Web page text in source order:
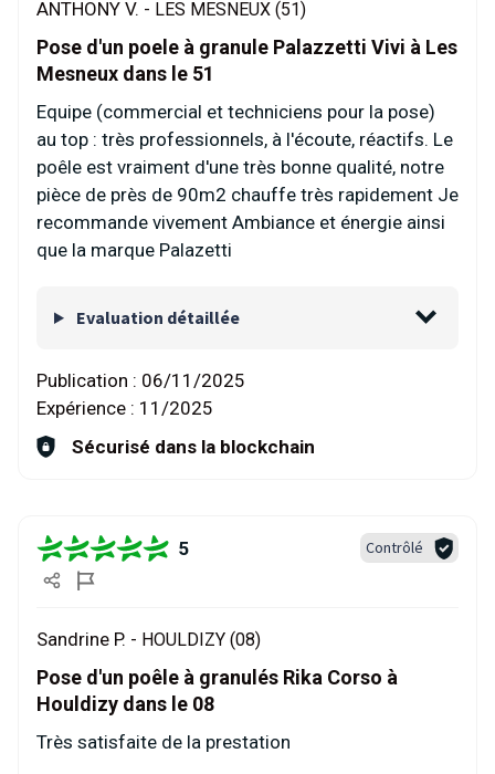
ANTHONY V. - LES MESNEUX (51)
Pose d'un poele à granule Palazzetti Vivi à Les
Mesneux dans le 51
Equipe (commercial et techniciens pour la pose)
au top : très professionnels, à l'écoute, réactifs. Le
poêle est vraiment d'une très bonne qualité, notre
pièce de près de 90m2 chauffe très rapidement Je
recommande vivement Ambiance et énergie ainsi
que la marque Palazetti
Evaluation détaillée
Publication : 06/11/2025
Expérience : 11/2025
Sécurisé dans la blockchain
5 Contrôlé
Sandrine P. - HOULDIZY (08)
Pose d'un poêle à granulés Rika Corso à
Houldizy dans le 08
Très satisfaite de la prestation